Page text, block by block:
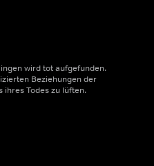
wird tot aufgefunden.
Beziehungen der
ihres Todes zu lüften.